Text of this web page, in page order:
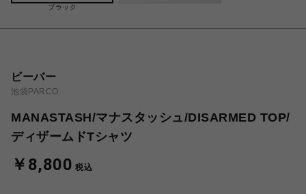
ブラック
ビーバー
池袋PARCO
MANASTASH/マナスタッシュ/DISARMED TOP/
ディザームドTシャツ
￥8,800 税込